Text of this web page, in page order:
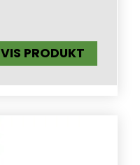
VIS PRODUKT